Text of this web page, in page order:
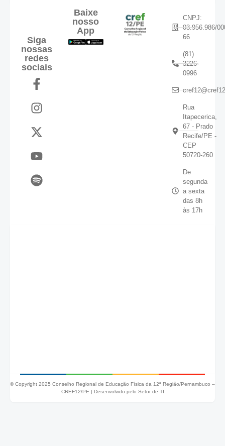
Siga
nossas
redes
sociais
Baixe
nosso
App
CNPJ:
03.956.986/
66
(81)
3226-
0996
Rua
Itapecerica,
67 - Prado
Recife/PE -
CEP
50720-260
De
segunda
a sexta
das 8h
às 17h
© Copyright 2025 Conselho Regional de Educação Física da 12ª Região/Pernambuco –
CREF12/PE | Desenvolvido pelo Setor de TI